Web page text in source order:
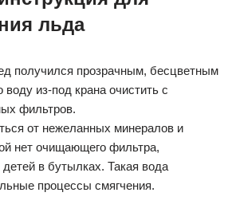
льда
получился прозрачным, бесцветным
из-под крана очистить с
фильтров.
от нежеланных минералов и
нет очищающего фильтра,
в бутылках. Такая вода
процессы смягчения.